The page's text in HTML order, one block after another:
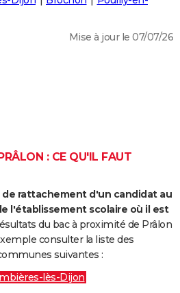
Mise à jour le 07/07/26
: CE QU'IL FAUT
de rattachement d'un candidat au
l'établissement scolaire où il est
du bac à proximité de Prâlon
consulter la liste des
suivantes :
lès-Dijon